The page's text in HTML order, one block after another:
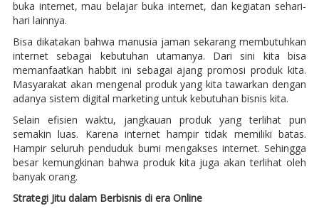
buka internet, mau belajar buka internet, dan kegiatan sehari-
hari lainnya.
Bisa dikatakan bahwa manusia jaman sekarang membutuhkan
internet sebagai kebutuhan utamanya. Dari sini kita bisa
memanfaatkan habbit ini sebagai ajang promosi produk kita.
Masyarakat akan mengenal produk yang kita tawarkan dengan
adanya sistem digital marketing untuk kebutuhan bisnis kita.
Selain efisien waktu, jangkauan produk yang terlihat pun
semakin luas. Karena internet hampir tidak memiliki batas.
Hampir seluruh penduduk bumi mengakses internet. Sehingga
besar kemungkinan bahwa produk kita juga akan terlihat oleh
banyak orang.
Strategi Jitu dalam Berbisnis di era Online